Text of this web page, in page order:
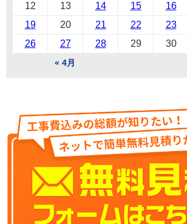
« 4月
12
13 14 15 16
19
20 21 22 23
26
27 28 29 30